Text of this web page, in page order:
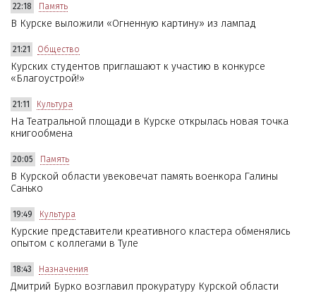
22:18 Память
В Курске выложили «Огненную картину» из лампад
21:21 Общество
Курских студентов приглашают к участию в конкурсе
«Благоустрой!»
21:11 Культура
На Театральной площади в Курске открылась новая точка
книгообмена
20:05 Память
В Курской области увековечат память военкора Галины
Санько
19:49 Культура
Курские представители креативного кластера обменялись
опытом с коллегами в Туле
18:43 Назначения
Дмитрий Бурко возглавил прокуратуру Курской области